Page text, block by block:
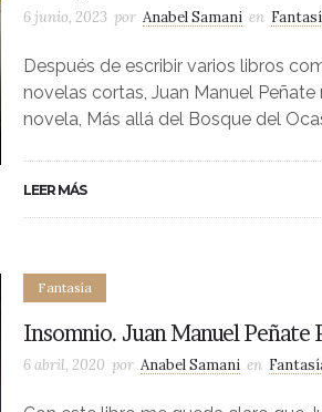
6 junio, 2023 por Anabel Samani en
Después de escribir varios libros
novelas cortas, Juan Manuel
novela, Más allá del Bosque del
LEER MÁS
Fantasía
Insomnio. Juan Manuel Peñate
6 abril, 2020 por Anabel Samani en